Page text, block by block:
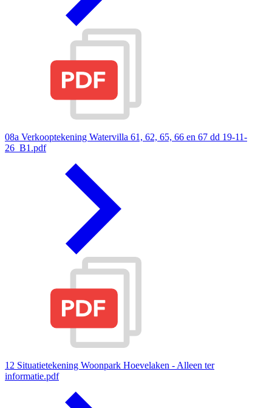
08a Verkooptekening Watervilla 61, 62, 65, 66 en 67 dd 19-11-
26_B1.pdf
12 Situatietekening Woonpark Hoevelaken - Alleen ter
informatie.pdf